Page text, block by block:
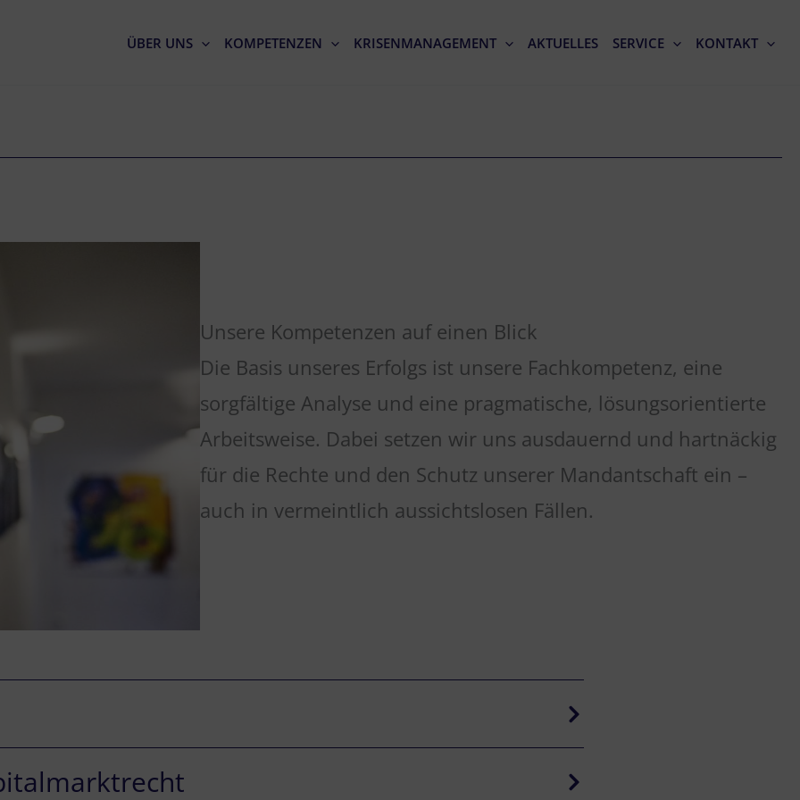
ÜBER UNS KOMPETENZEN KRISENMANAGEMENT AKTUELLES SERVICE KONTAKT
Unsere Kompetenzen auf einen Blick
Die Basis unseres Erfolgs ist unsere Fachkompetenz, eine
sorgfältige Analyse und eine pragmatische, lösungsorientierte
Arbeitsweise. Dabei setzen wir uns ausdauernd und hartnäckig
für die Rechte und den Schutz unserer Mandantschaft ein –
auch in vermeintlich aussichtslosen Fällen.